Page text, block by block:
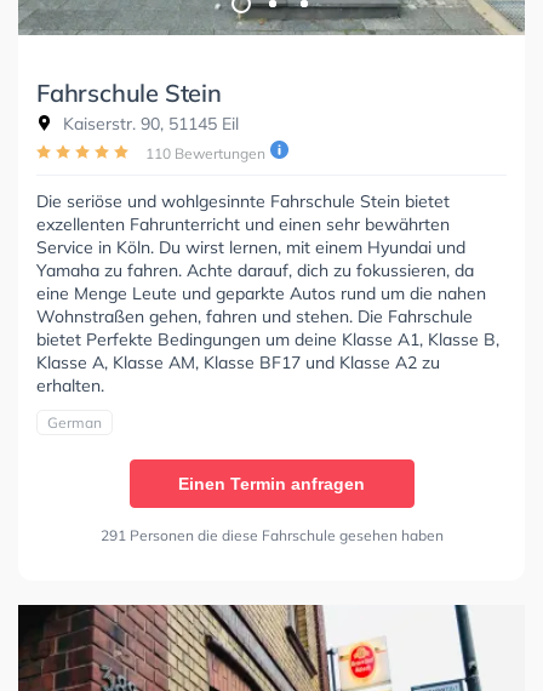
Fahrschule Stein
Kaiserstr. 90, 51145 Eil
110 Bewertungen
Die seriöse und wohlgesinnte Fahrschule Stein bietet
exzellenten Fahrunterricht und einen sehr bewährten
Service in Köln. Du wirst lernen, mit einem Hyundai und
Yamaha zu fahren. Achte darauf, dich zu fokussieren, da
eine Menge Leute und geparkte Autos rund um die nahen
Wohnstraßen gehen, fahren und stehen. Die Fahrschule
bietet Perfekte Bedingungen um deine Klasse A1, Klasse B,
Klasse A, Klasse AM, Klasse BF17 und Klasse A2 zu
erhalten.
German
Einen Termin anfragen
291 Personen die diese Fahrschule gesehen haben